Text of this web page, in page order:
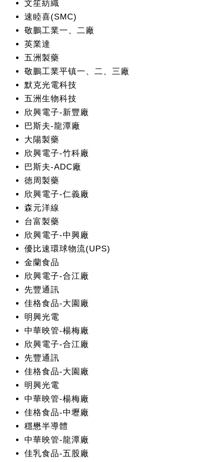
文笙紡織
速睦喜(SMC)
敬鵬工業一、二廠
英業達
五洲製藥
敬鵬工業平镇一、二、三廠
默克光電科技
五洲生物科技
欣興電子-新豐廠
巴斯夫-龍潭廠
大陽製藥
欣興電子-竹科廠
巴斯夫-ADC廠
徳周製藥
欣興電子-仁義廠
森元洋線
台富製藥
欣興電子-中興廠
優比速環球物流(UPS)
金蘭食品
欣興電子-合江廠
先豐通訊
佳格食品-大園廠
明興光電
中華映管-楊梅廠
欣興電子-合江廠
先豐通訊
佳格食品-大園廠
明興光電
中華映管-楊梅廠
佳格食品-中壢廠
穩懋半導體
中華映管-龍潭廠
佳乳食品-五股廠